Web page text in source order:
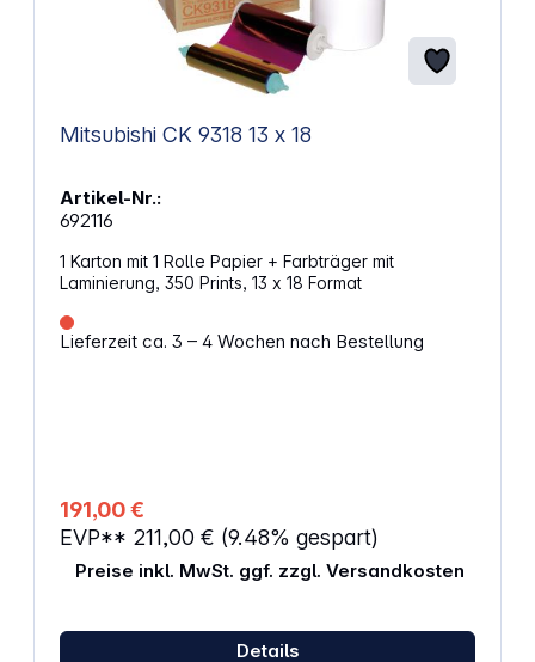
Mitsubishi CK 9318 13 x 18
Artikel-Nr.:
692116
1 Karton mit 1 Rolle Papier + Farbträger mit
Laminierung, 350 Prints, 13 x 18 Format
Lieferzeit ca. 3 – 4 Wochen nach Bestellung
191,00 €
EVP** 211,00 € (9.48% gespart)
Preise inkl. MwSt. ggf. zzgl. Versandkosten
Details